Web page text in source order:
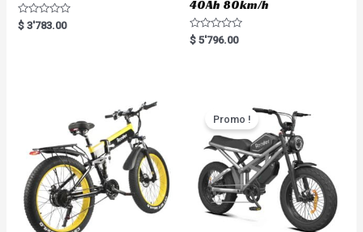
R
a
$ 3'783.00
40Ah 80km/h
R
a
$ 5'796.00
Promo !